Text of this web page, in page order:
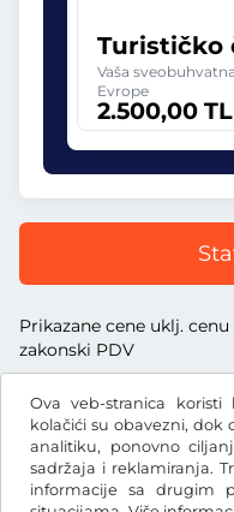
Ova veb-stranica
kolačići su obavezni, dok
analitiku, ponovno
sadržaja i reklamiranja.
informacije sa drugim
Turističko
Vaša
Evrope
2.500,00
Prikazane cene uklj.
zakonski PDV
TL ₺TRY